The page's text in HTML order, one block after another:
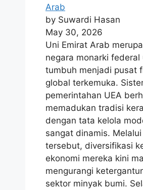
Arab
by Suwardi Hasan
May 30, 2026
Uni Emirat Arab
negara monarki federal
tumbuh menjadi pusat
global terkemuka.
pemerintahan UEA
memadukan tradisi
dengan tata kelola
sangat dinamis.
tersebut, diversifikasi
ekonomi mereka kini
mengurangi
sektor minyak bumi.